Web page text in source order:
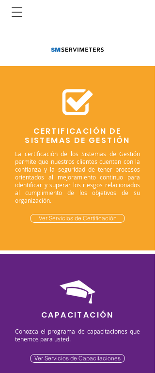
CERTIFICACIÓN DE
SISTEMAS DE GESTIÓN
La certificación de los Sistemas de Gestión
permite que nuestros clientes cuenten con la
confianza y la seguridad de tener procesos
orientados al mejoramiento continuo para
identificar y superar los riesgos relacionados
al cumplimiento de los objetivos de su
organización.
Ver Servicios de Certificación
CAPACITACIÓN
Conozca el programa de capacitaciones que
tenemos para usted.
Ver Servicios de Capacitaciones